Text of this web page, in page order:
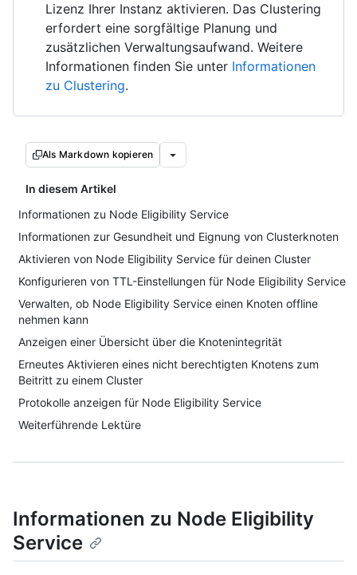
Lizenz Ihrer Instanz aktivieren. Das Clustering
erfordert eine sorgfältige Planung und
zusätzlichen Verwaltungsaufwand. Weitere
Informationen finden Sie unter Informationen
zu Clustering.
Als Markdown kopieren
In diesem Artikel
Informationen zu Node Eligibility Service
Informationen zur Gesundheit und Eignung von Clusterknoten
Aktivieren von Node Eligibility Service für deinen Cluster
Konfigurieren von TTL-Einstellungen für Node Eligibility Service
Verwalten, ob Node Eligibility Service einen Knoten offline
nehmen kann
Anzeigen einer Übersicht über die Knotenintegrität
Erneutes Aktivieren eines nicht berechtigten Knotens zum
Beitritt zu einem Cluster
Protokolle anzeigen für Node Eligibility Service
Weiterführende Lektüre
Informationen zu Node Eligibility
Service